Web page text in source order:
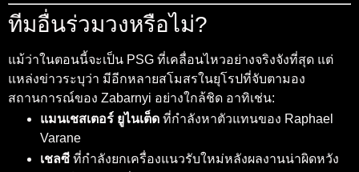
ทีมอื่นร่วมวงหรือไม่?
แม้ว่าในตอนนี้จะเป็น PSG ที่เคลื่อนไหวอย่างจริงจังที่สุด แต่
แหล่งข่าวระบุว่า มีอีกหลายสโมสรในยุโรปที่จับตามอง
สถานการณ์ของ Zabarnyi อย่างใกล้ชิด อาทิเช่น:
แมนเชสเตอร์ ยูไนเต็ด ที่กำลังหาตัวแทนของ Raphael
Varane
เชลซี ที่กำลังยกเครื่องแนวรับใหม่หลังผลงานน่าผิดหวัง